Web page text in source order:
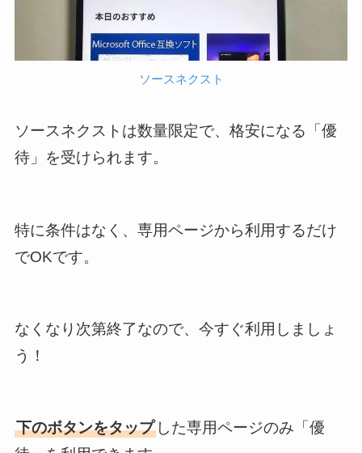
ソースネクスト
ソースネクストは数量限定で、格安になる「優
待」を受けられます。
特に条件はなく、専用ページから利用するだけ
でOKです。
なくなり次第終了なので、今すぐ利用しましょ
う！
下のボタンをタップした専用ページのみ「優